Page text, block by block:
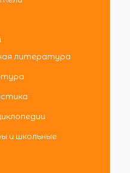
литература
и школьные